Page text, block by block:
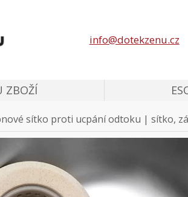
info@dotekzenu.cz
ZBOŽÍ
sítko proti ucpání odtoku | sítko,